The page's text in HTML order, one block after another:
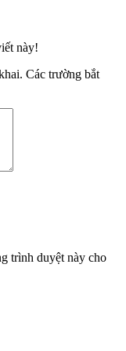
này!
Các trường bắt
trình duyệt này cho